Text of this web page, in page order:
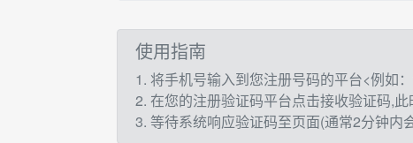
使用指南
1. 将手机号输入到您注册号码的平台<例如
2. 在您的注册验证码平台点击接收验证码,
3. 等待系统响应验证码至页面(通常2分钟内